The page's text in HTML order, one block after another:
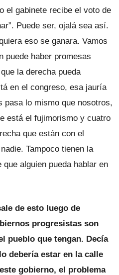
el gabinete recibe el voto de
Puede ser, ojalá sea así.
eso se ganara. Vamos
puede haber promesas
la derecha pueda
en el congreso, esa jauría
pasa lo mismo que nosotros,
está el fujimorismo y cuatro
que están con el
Tampoco tienen la
alguien pueda hablar en
de esto luego de
progresistas son
pueblo que tengan. Decía
debería estar en la calle
gobierno, el problema